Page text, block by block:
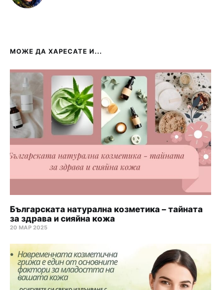
МОЖЕ ДА ХАРЕСАТЕ И...
Българската натурална козметика – тайната
за здрава и сияйна кожа
20 МАР 2025